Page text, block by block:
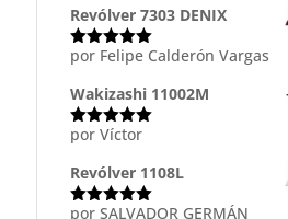
Revólver 7303 DENIX
Valorado
por Felipe Calderón Vargas
Wakizashi 11002M
Valorado
por Víctor
Revólver 1108L
Valorado
por SALVADOR GERMÁN